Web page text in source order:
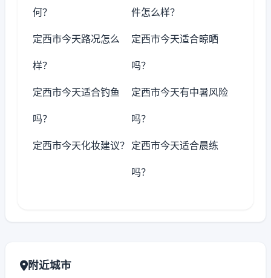
何？ 件怎么样？
定西市今天路况怎么
样？
定西市今天适合晾晒
吗？
定西市今天适合钓鱼
吗？
定西市今天有中暑风险
吗？
定西市今天化妆建议？ 定西市今天适合晨练
吗？
附近城市